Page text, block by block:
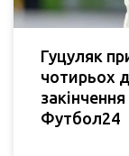
Гуцуляк
чотирьох
Футбол24